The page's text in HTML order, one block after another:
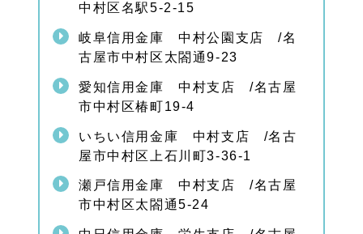
中村区名駅5-2-15
岐阜信用金庫 中村公園支店 /名
古屋市中村区太閤通9-23
愛知信用金庫 中村支店 /名古屋
市中村区椿町19-4
いちい信用金庫 中村支店 /名古
屋市中村区上石川町3-36-1
瀬戸信用金庫 中村支店 /名古屋
市中村区太閤通5-24